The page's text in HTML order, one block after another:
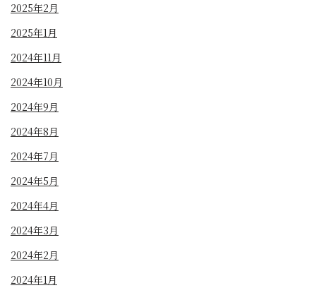
2025年2月
2025年1月
2024年11月
2024年10月
2024年9月
2024年8月
2024年7月
2024年5月
2024年4月
2024年3月
2024年2月
2024年1月